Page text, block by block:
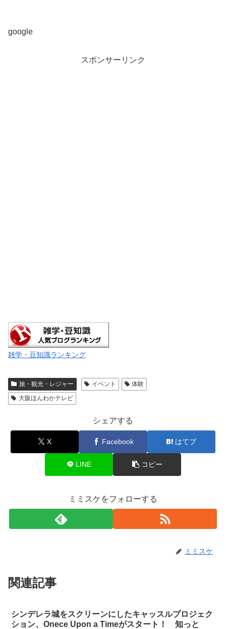
google
スポンサーリンク
雑学・豆知識ランキング
旅・観光・レジャー イベント
体験
大阪ほんわかテレビ
シェアする
X Facebook はてブ
LINE コピー
ミミスケをフォローする
ミミスケ
関連記事
シンデレラ城をスクリーンにしたキャッスルプロジェク
ション、Onece Upon a Timeがスタート！ 知っと